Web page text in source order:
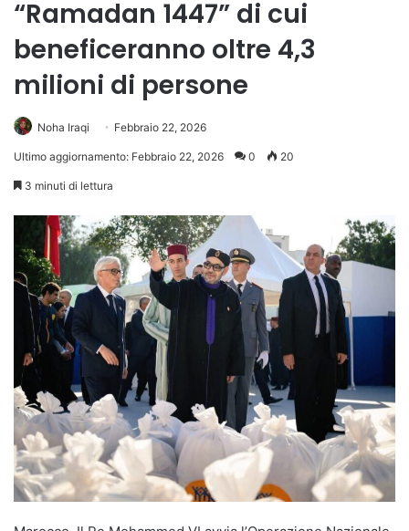
“Ramadan 1447” di cui
beneficeranno oltre 4,3
milioni di persone
Noha Iraqi Febbraio 22, 2026
Ultimo aggiornamento: Febbraio 22, 2026 0 20
3 minuti di lettura